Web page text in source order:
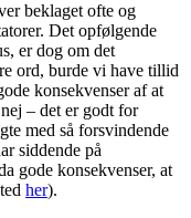
beklaget ofte og
Det opfølgende
er dog om det
ord, burde vi have tillid
konsekvenser af at
– det er godt for
med så forsvindende
siddende på
gode konsekvenser, at
her).